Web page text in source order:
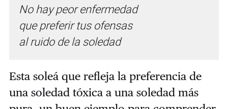
No hay peor enfermedad
que preferir tus ofensas
al ruido de la soledad
Esta soleá que refleja la preferencia de
una soledad tóxica a una soledad más